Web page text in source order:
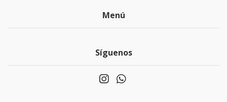
Menú
Síguenos